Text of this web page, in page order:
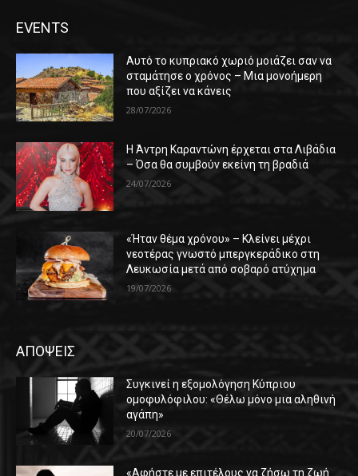
EVENTS
Αυτό το κυπριακό χωριό μοιάζει σαν να
σταμάτησε ο χρόνος – Μια μονοήμερη
που αξίζει να κάνεις
28/07/2026
Η Άντρη Καραντώνη έρχεται στα Λιβάδια
– Όσα θα συμβούν εκείνη τη βραδιά
24/07/2026
«Ήταν θέμα χρόνου» – Κλείνει μέχρι
νεοτέρας γνωστό μπεργκεράδικο στη
Λευκωσία μετά από σοβαρό ατύχημα
19/07/2026
ΑΠΟΨΕΙΣ
Συγκινεί η εξομολόγηση Κύπριου
ομοφυλόφιλου: «Θέλω μόνο μια αληθινή
αγάπη»
20/07/2026
«Αφήστε με επιτέλους να ζήσω τη ζωή